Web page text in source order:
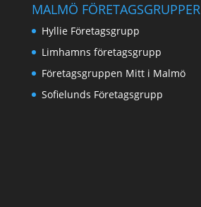
MALMÖ FÖRETAGSGRUPPER
Hyllie Företagsgrupp
Limhamns företagsgrupp
Företagsgruppen Mitt i Malmö
Sofielunds Företagsgrupp